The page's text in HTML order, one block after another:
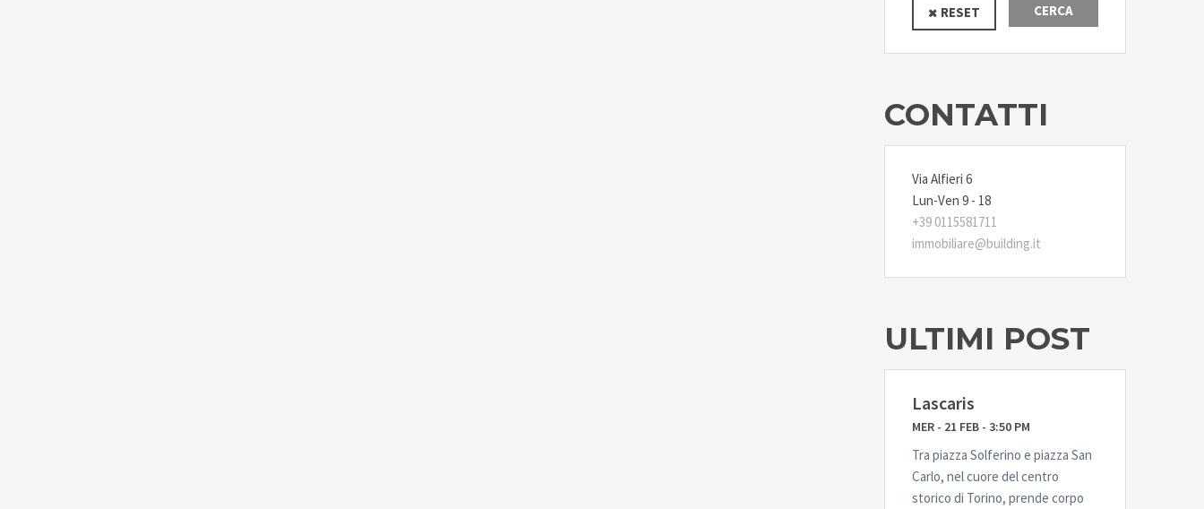
RESET CERCA
CONTATTI
Via Alfieri 6
Lun-Ven 9 - 18
+39 0115581711
immobiliare@building.it
ULTIMI POST
Lascaris
MER - 21 FEB - 3:50 PM
Tra piazza Solferino e piazza San
Carlo, nel cuore del centro
storico di Torino, prende corpo